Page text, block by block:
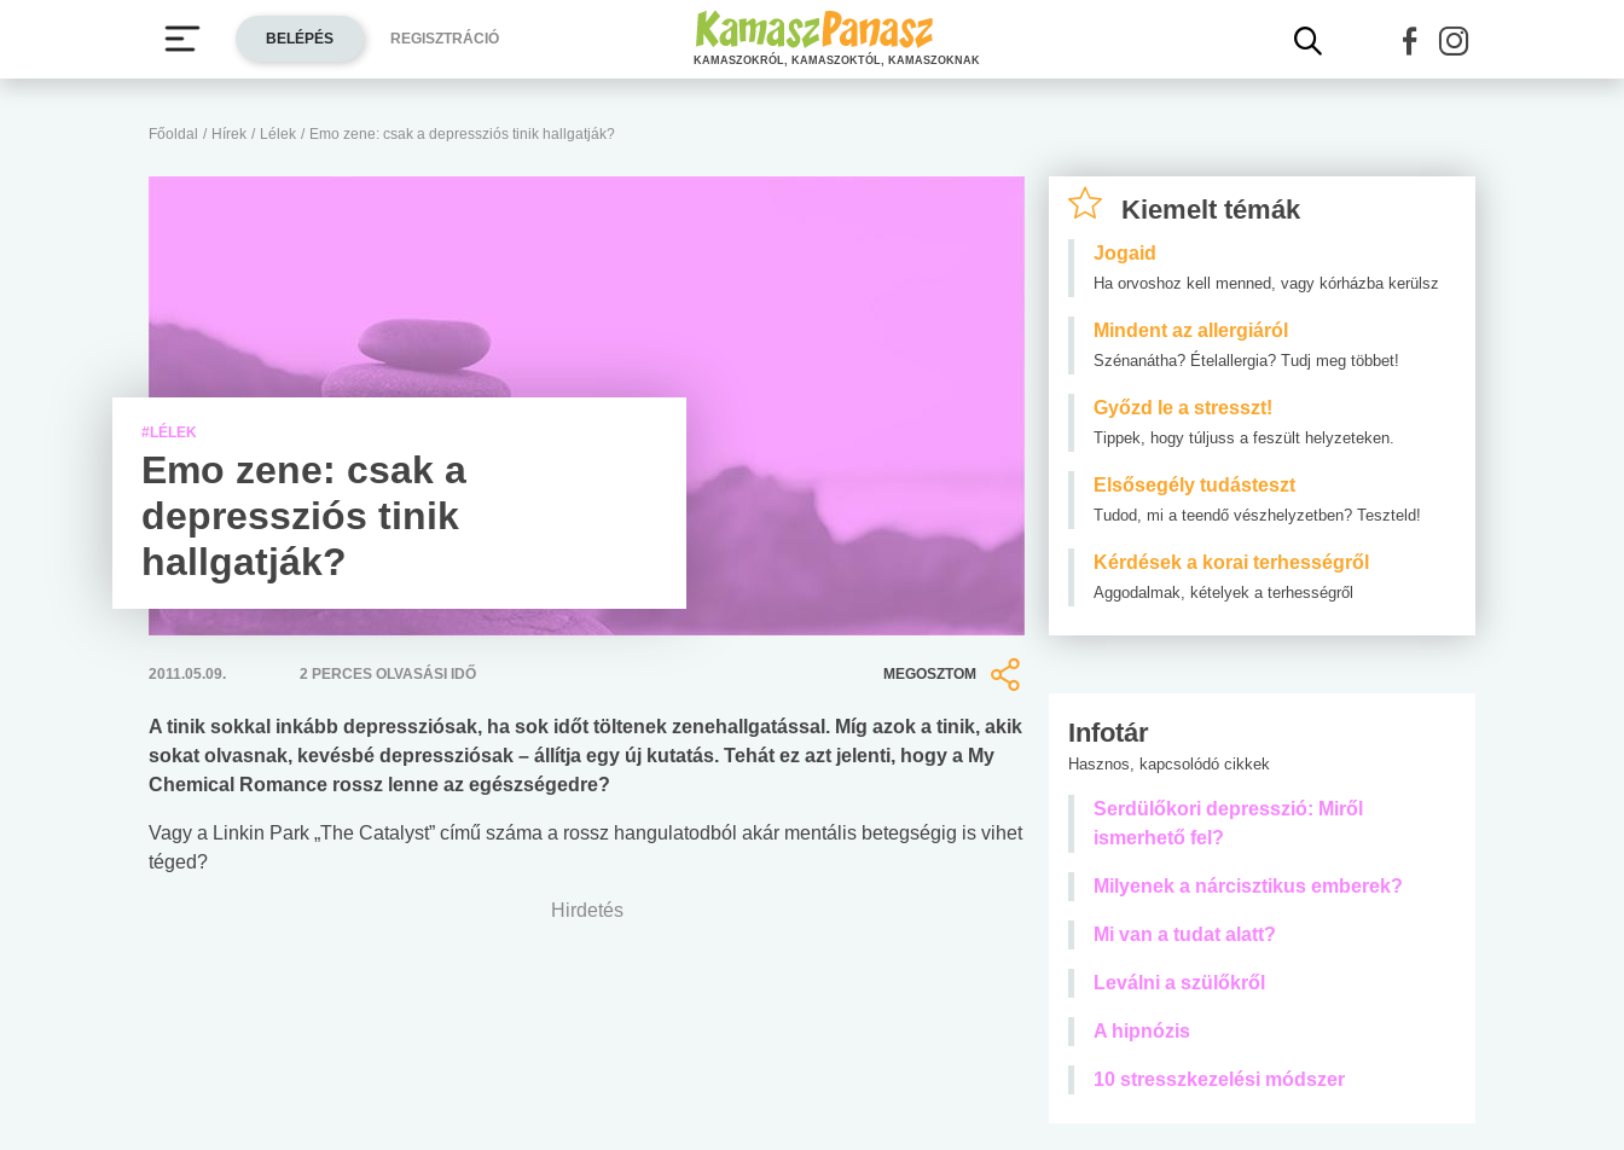
Főoldal / Hírek / Lélek / Emo zene: csak a depressziós tinik hallgatják?
#LÉLEK
Emo zene: csak a
depressziós tinik
hallgatják?
2011.05.09. 2 PERCES OLVASÁSI IDŐ MEGOSZTOM
A tinik sokkal inkább depressziósak, ha sok időt töltenek zenehallgatással. Míg azok a tinik, akik
sokat olvasnak, kevésbé depressziósak – állítja egy új kutatás. Tehát ez azt jelenti, hogy a My
Chemical Romance rossz lenne az egészségedre?
Vagy a Linkin Park „The Catalyst” című száma a rossz hangulatodból akár mentális betegségig is vihet
téged?
Hirdetés
Kiemelt témák
Jogaid
Ha orvoshoz kell menned, vagy kórházba kerülsz
Mindent az allergiáról
Szénanátha? Ételallergia? Tudj meg többet!
Győzd le a stresszt!
Tippek, hogy túljuss a feszült helyzeteken.
Elsősegély tudásteszt
Tudod, mi a teendő vészhelyzetben? Teszteld!
Kérdések a korai terhességről
Aggodalmak, kételyek a terhességről
Infotár
Hasznos, kapcsolódó cikkek
Serdülőkori depresszió: Miről
ismerhető fel?
Milyenek a nárcisztikus emberek?
Mi van a tudat alatt?
Leválni a szülőkről
A hipnózis
10 stresszkezelési módszer
BELÉPÉS REGISZTRÁCIÓ
KAMASZOKRÓL, KAMASZOKTÓL, KAMASZOKNAK